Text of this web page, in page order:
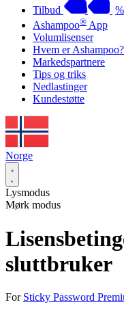
Tilbud
%
Ashampoo® App
Volumlisenser
Hvem er Ashampoo?
Markedspartnere
Tips og triks
Nedlastinger
Kundestøtte
Norge
Lysmodus
Mørk modus
sluttbruker
For Sticky Password